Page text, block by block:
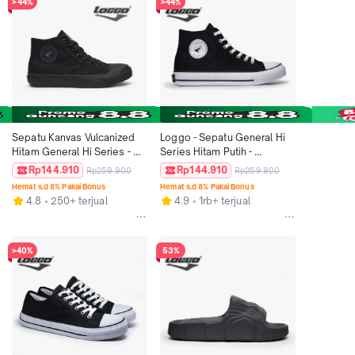
Sepatu Kanvas Vulcanized
Hitam General Hi Series -
Loggo - Ukuran 37-43
Rp144.910 Rp259.900
Hemat s.d 8% Pakai Bonus
4.8 250+ terjual
Loggo - Sepatu General Hi
Series Hitam Putih -
Sneakers Sepatu Kanvas
Vulcanized size 37-43 Black
Casual Pria Wanita Karet
Shoes
Rp144.910 Rp259.900
Hemat s.d 8% Pakai Bonus
4.9 1rb+ terjual
>40% 53%